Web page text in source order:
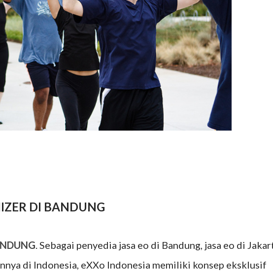
DI BANDUNG
. Sebagai penyedia jasa eo di Bandung, jasa eo di
di Indonesia, eXXo Indonesia memiliki konsep eksklusif